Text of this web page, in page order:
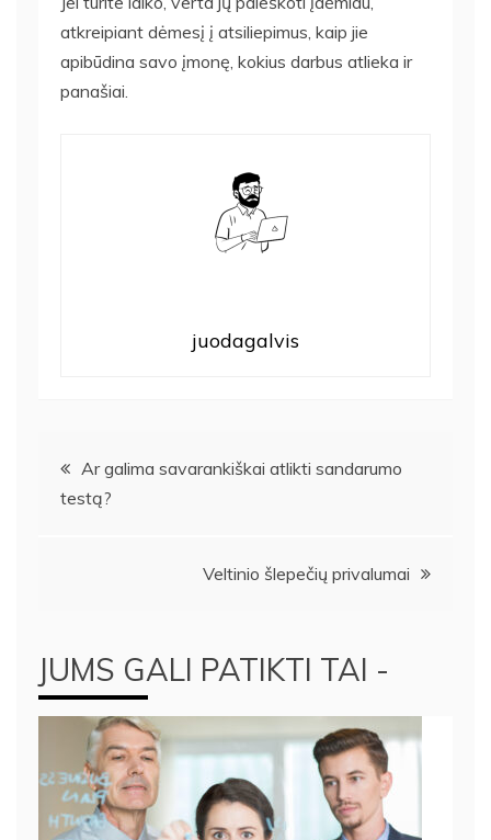
atkreipiant dėmesį į atsiliepimus, kaip jie
apibūdina savo įmonę, kokius darbus atlieka ir
panašiai.
juodagalvis
Navigacija
tarp
Ar galima savarankiškai atlikti sandarumo
testą?
Veltinio šlepečių privalumai
JUMS GALI PATIKTI TAI -